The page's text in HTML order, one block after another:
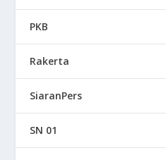
PKB
Rakerta
SiaranPers
SN 01